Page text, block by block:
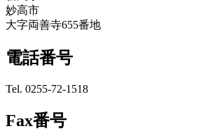
妙高市
大字両善寺655番地
電話番号
Tel. 0255-72-1518
Fax番号